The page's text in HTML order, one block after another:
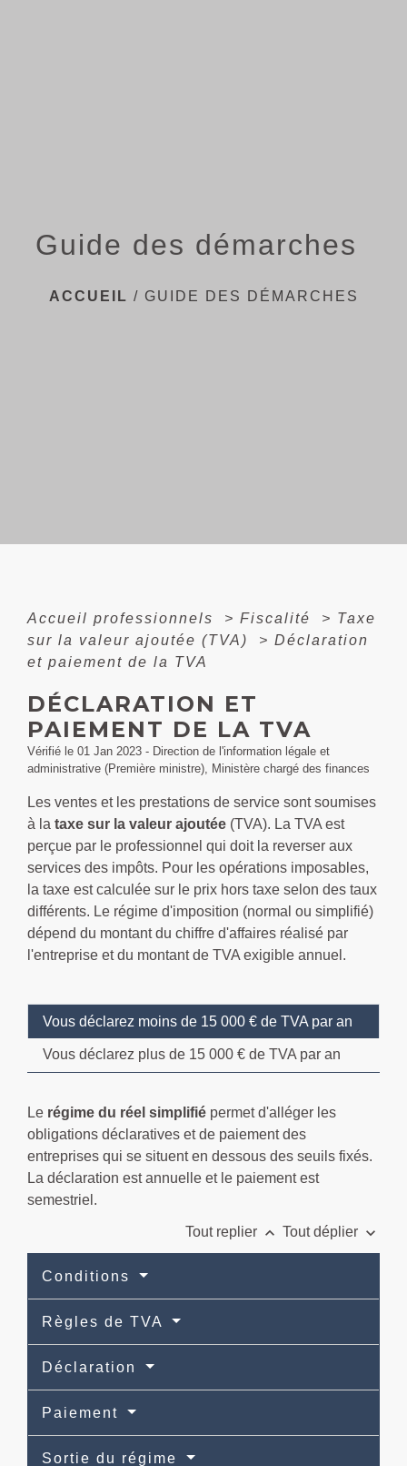
Guide des démarches
ACCUEIL / GUIDE DES DÉMARCHES
Accueil professionnels > Fiscalité > Taxe
sur la valeur ajoutée (TVA)
> Déclaration
et paiement de la TVA
DÉCLARATION ET
PAIEMENT DE LA TVA
Vérifié le 01 Jan 2023 - Direction de l'information légale et
administrative (Première ministre), Ministère chargé des finances
Les ventes et les prestations de service sont soumises
à la taxe sur la valeur ajoutée (TVA). La TVA est
perçue par le professionnel qui doit la reverser aux
services des impôts. Pour les opérations imposables,
la taxe est calculée sur le prix hors taxe selon des taux
différents. Le régime d'imposition (normal ou simplifié)
dépend du montant du chiffre d'affaires réalisé par
l'entreprise et du montant de TVA exigible annuel.
Vous déclarez moins de 15 000 € de TVA par an
Vous déclarez plus de 15 000 € de TVA par an
Le régime du réel simplifié permet d'alléger les
obligations déclaratives et de paiement des
entreprises qui se situent en dessous des seuils fixés.
La déclaration est annuelle et le paiement est
semestriel.
Tout replier keyboard_arrow_up Tout déplier keyboard_arrow_down
Conditions
Règles de TVA
Déclaration
Paiement
Sortie du régime